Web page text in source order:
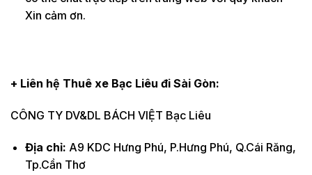
Xin cảm ơn.
+ Liên hệ Thuê xe Bạc Liêu đi Sài Gòn:
CÔNG TY DV&DL BÁCH VIỆT Bạc Liêu
Địa chỉ: A9 KDC Hưng Phú, P.Hưng Phú, Q.Cái Răng,
Tp.Cần Thơ